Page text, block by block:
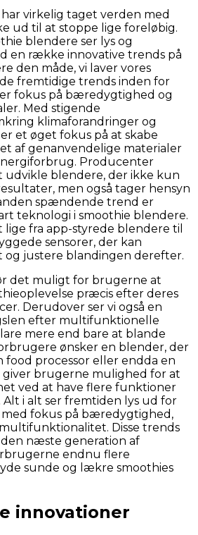
virkelig taget verden med
ud til at stoppe lige foreløbig.
blendere ser lys og
en række innovative trends på
den måde, vi laver vores
fremtidige trends inden for
fokus på bæredygtighed og
Med stigende
klimaforandringer og
et øget fokus på at skabe
af genanvendelige materialer
Producenter
udvikle blendere, der ikke kun
men også tager hensyn
spændende trend er
teknologi i smoothie blendere.
fra app-styrede blendere til
sensorer, der kan
og justere blandingen derefter.
det muligt for brugerne at
præcis efter deres
Derudover ser vi også en
efter multifunktionelle
mere end bare at blande
ønsker en blender, der
food processor eller endda en
giver brugerne mulighed for at
ved at have flere funktioner
Alt i alt ser fremtiden lys ud for
fokus på bæredygtighed,
Disse trends
næste generation af
endnu flere
sunde og lækre smoothies
innovationer